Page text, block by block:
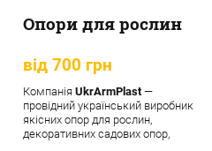
Опори для рослин
від 700 грн
Компанія UkrArmPlast—
провідний український виробник
якісних опор для рослин,
декоративних садових опор,